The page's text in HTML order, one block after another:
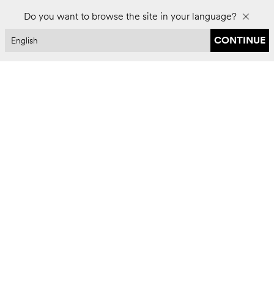
Do you want to browse the site in your language?
CONTINUE